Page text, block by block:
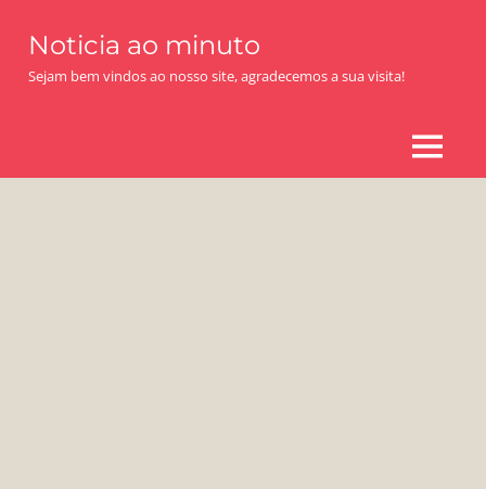
content
Noticia ao minuto
Sejam bem vindos ao nosso site, agradecemos a sua visita!
MENU